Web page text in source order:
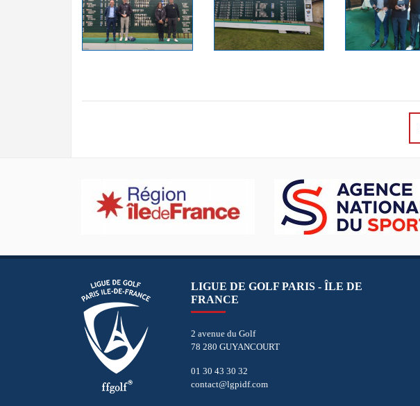
LIGUE DE GOLF PARIS - ÎLE DE
FRANCE
2 avenue du Golf
78 280 GUYANCOURT
01 30 43 30 32
contact@lgpidf.com